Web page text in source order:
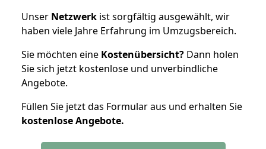
Unser Netzwerk ist sorgfältig ausgewählt, wir
haben viele Jahre Erfahrung im Umzugsbereich.
Sie möchten eine Kostenübersicht? Dann holen
Sie sich jetzt kostenlose und unverbindliche
Angebote.
Füllen Sie jetzt das Formular aus und erhalten Sie
kostenloseAngebote.